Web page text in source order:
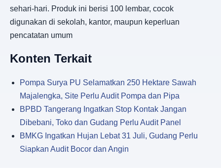
sehari-hari. Produk ini berisi 100 lembar, cocok
digunakan di sekolah, kantor, maupun keperluan
pencatatan umum
Konten Terkait
Pompa Surya PU Selamatkan 250 Hektare Sawah
Majalengka, Site Perlu Audit Pompa dan Pipa
BPBD Tangerang Ingatkan Stop Kontak Jangan
Dibebani, Toko dan Gudang Perlu Audit Panel
BMKG Ingatkan Hujan Lebat 31 Juli, Gudang Perlu
Siapkan Audit Bocor dan Angin